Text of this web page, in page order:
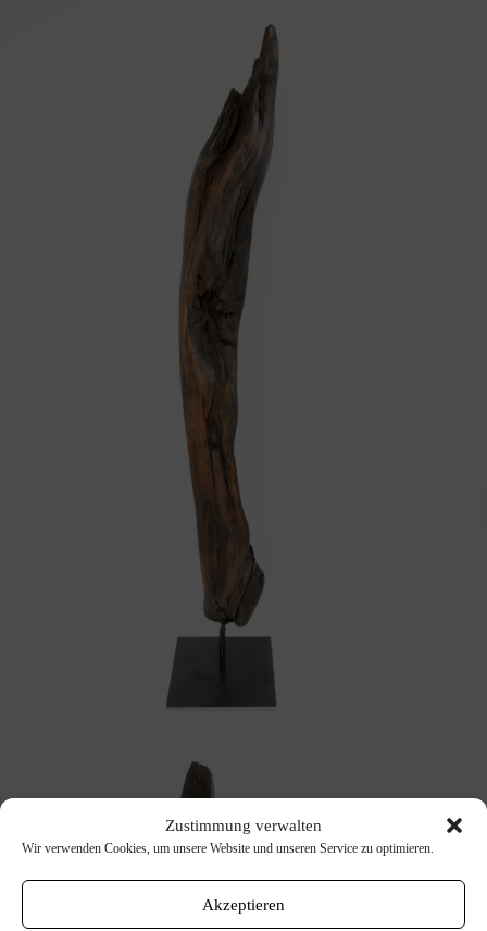
Zustimmung verwalten
Wir verwenden Cookies, um unsere Website und unseren Service zu optimieren.
Akzeptieren